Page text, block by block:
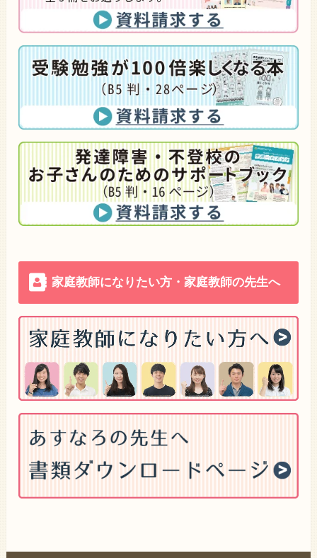
家庭教師になりたい方・家庭教師の先生へ